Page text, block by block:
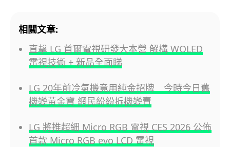
相關文章:
直擊 LG 首爾電視研發大本營 解構 WOLED
電視技術 + 新品全面睇
LG 20年前冷氣機竟用純金招牌 今時今日舊
機變黃金寶 網民紛紛拆機變賣
LG 將推超細 Micro RGB 電視 CES 2026 公佈
首款 Micro RGB evo LCD 電視